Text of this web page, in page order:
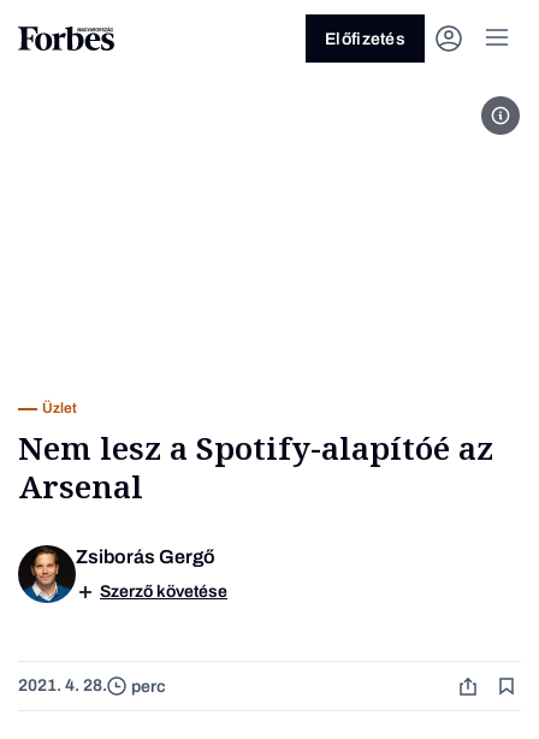
Előfizetés
Üzlet
Nem lesz a Spotify-alapítóé az
Arsenal
Zsiborás Gergő
Szerző követése
2021. 4. 28. perc